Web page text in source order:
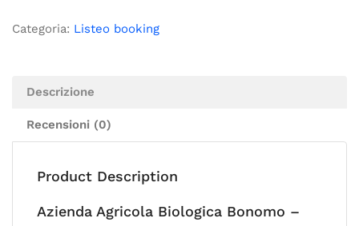
Categoria: Listeo booking
Descrizione
Recensioni (0)
Product Description
Azienda Agricola Biologica Bonomo –